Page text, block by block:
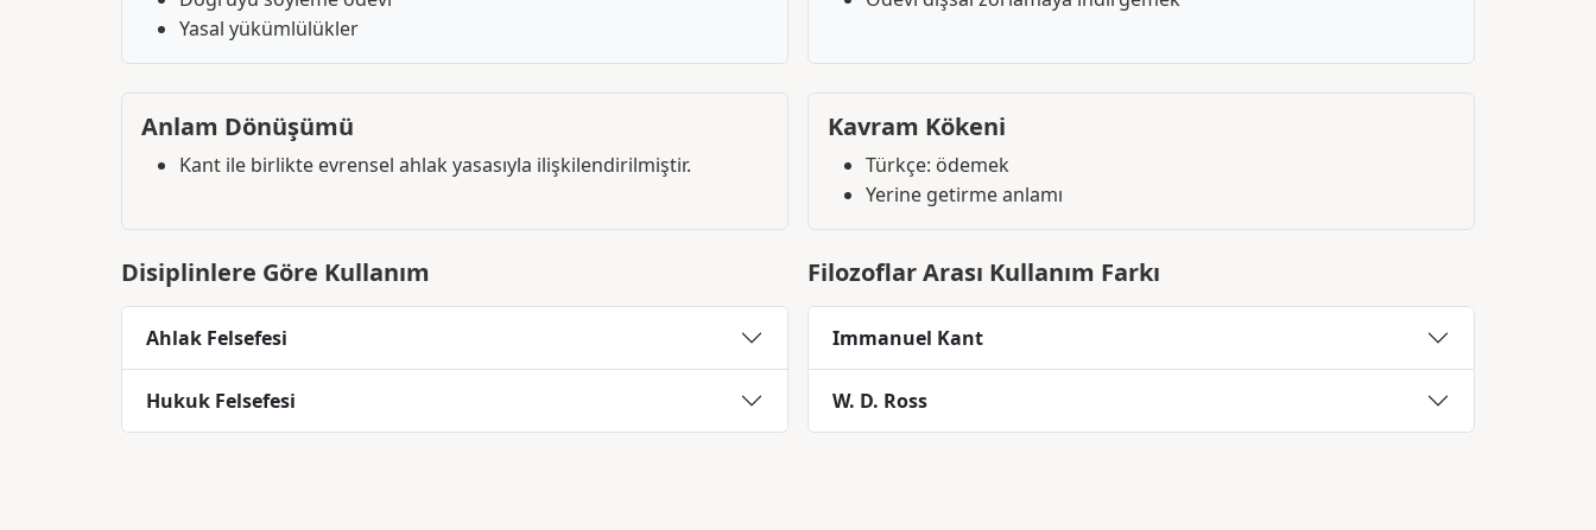
Yasal yükümlülükler
Anlam Dönüşümü
Kant ile birlikte evrensel ahlak yasasıyla ilişkilendirilmiştir.
Kavram Kökeni
Türkçe: ödemek
Yerine getirme anlamı
Disiplinlere Göre Kullanım
Ahlak Felsefesi
Hukuk Felsefesi
Filozoflar Arası Kullanım Farkı
Immanuel Kant
W. D. Ross